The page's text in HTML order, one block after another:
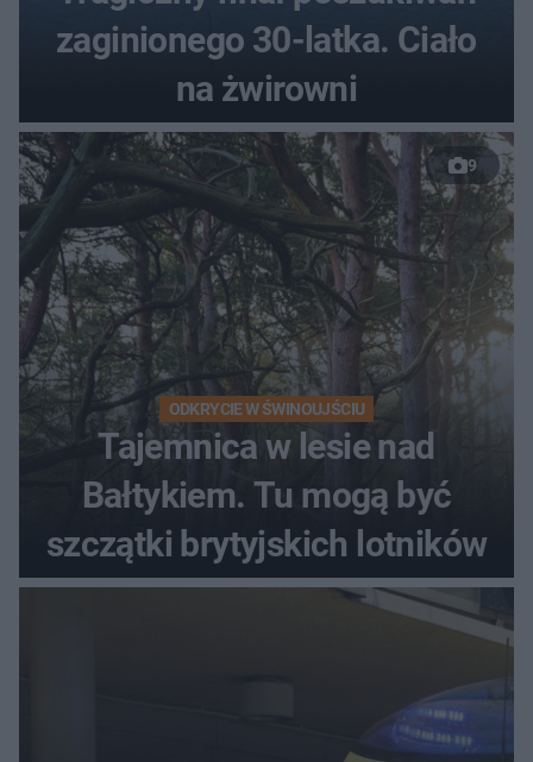
zaginionego 30-latka. Ciało
na żwirowni
9
ODKRYCIE W ŚWINOUJŚCIU
Tajemnica w lesie nad
Bałtykiem. Tu mogą być
szczątki brytyjskich lotników